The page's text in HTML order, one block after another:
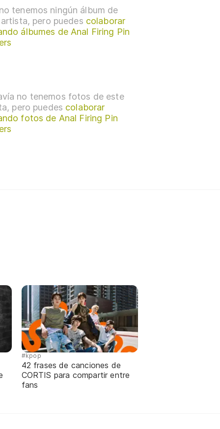
tenemos ningún álbum de
pero puedes colaborar
álbumes de Anal Firing Pin
no tenemos fotos de este
pero puedes colaborar
fotos de Anal Firing Pin
#kpop
42 frases de canciones de
CORTIS para compartir entre
fans